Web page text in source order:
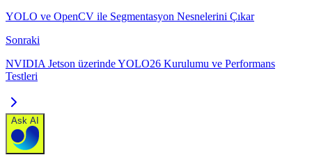
YOLO ve OpenCV ile Segmentasyon Nesnelerini Çıkar
Sonraki
NVIDIA Jetson üzerinde YOLO26 Kurulumu ve Performans
Testleri
Ask AI